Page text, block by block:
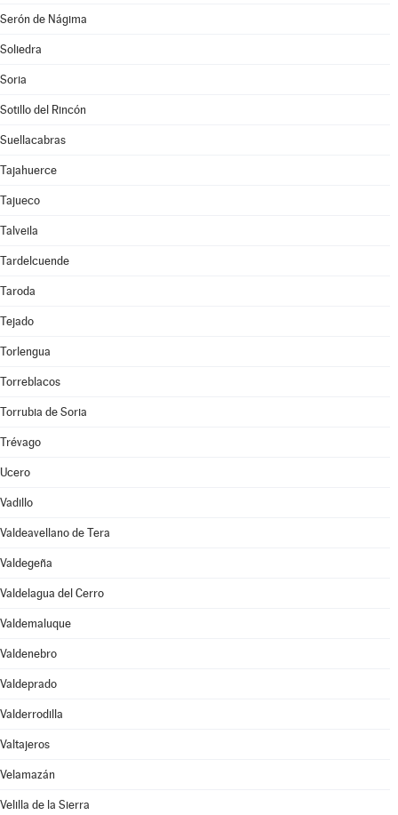
Serón de Nágima
Soliedra
Soria
Sotillo del Rincón
Suellacabras
Tajahuerce
Tajueco
Talveila
Tardelcuende
Taroda
Tejado
Torlengua
Torreblacos
Torrubia de Soria
Trévago
Ucero
Vadillo
Valdeavellano de Tera
Valdegeña
Valdelagua del Cerro
Valdemaluque
Valdenebro
Valdeprado
Valderrodilla
Valtajeros
Velamazán
Velilla de la Sierra